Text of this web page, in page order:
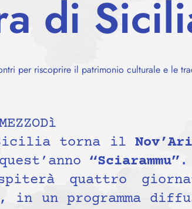
di
per riscoprire il patrimonio culturale e le
Sicilia torna il
“Sciarammu” .
quattro
in un programma